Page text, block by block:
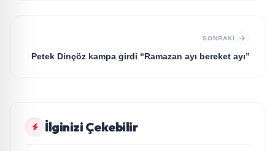
SONRAKI
Petek Dinçöz kampa girdi “Ramazan ayı bereket ayı”
İlginizi Çekebilir
MAGAZİN
Yonca Samlı ‘dan İkinci Tekli “Donacaksın Sevgilim “
MAGAZİN